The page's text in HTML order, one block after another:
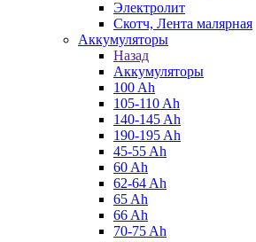
Электролит
Скотч, Лента малярная
Аккумуляторы
Назад
Аккумуляторы
100 Ah
105-110 Ah
140-145 Ah
190-195 Ah
45-55 Ah
60 Ah
62-64 Ah
65 Ah
66 Ah
70-75 Ah